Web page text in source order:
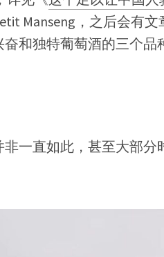
Manseng，之后会有文
和独特葡萄酒的三个品
一直如此，甚至大部分